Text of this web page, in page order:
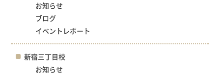
お知らせ
ブログ
イベントレポート
新宿三丁目校
お知らせ